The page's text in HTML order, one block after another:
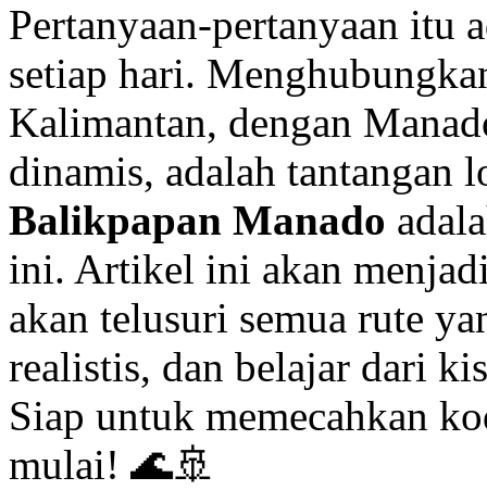
Pertanyaan-pertanyaan itu
setiap hari.
Kalimantan, dengan
dinamis, adalah
Balikpapan Manado
ini. Artikel ini akan
akan telusuri semua rute
realistis, dan belajar dari
Siap untuk memecahkan
mulai! 🌊🚢